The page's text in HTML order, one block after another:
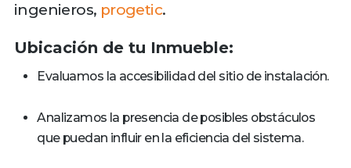
ingenieros, progetic.
Ubicación de tu Inmueble:
Evaluamos la accesibilidad del sitio de instalación.
Analizamos la presencia de posibles obstáculos
que puedan influir en la eficiencia del sistema.